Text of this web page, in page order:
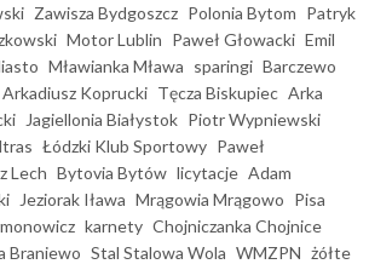
Zawisza Bydgoszcz Polonia Bytom Patryk
Motor Lublin Paweł Głowacki Emil
Mławianka Mława sparingi Barczewo
Arkadiusz Koprucki Tęcza Biskupiec Arka
Jagiellonia Białystok Piotr Wypniewski
Łódzki Klub Sportowy Paweł
Lech Bytovia Bytów licytacje Adam
Jeziorak Iława Mrągowia Mrągowo Pisa
karnety Chojniczanka Chojnice
Braniewo Stal Stalowa Wola WMZPN żółte